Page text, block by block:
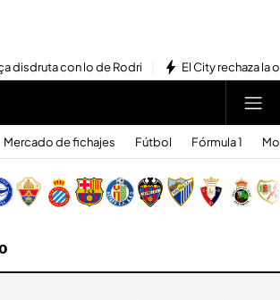
disdruta con lo de Rodri El City rechaza la
Mercado de fichajes Fútbol Fórmula 1